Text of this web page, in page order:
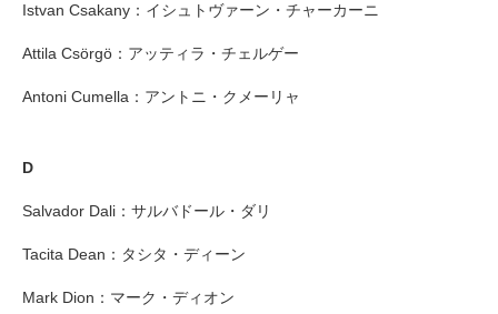
Istvan Csakany：イシュトヴァーン・チャーカーニ
Attila Csörgö：アッティラ・チェルゲー
Antoni Cumella：アントニ・クメーリャ
D
Salvador Dali：サルバドール・ダリ
Tacita Dean：タシタ・ディーン
Mark Dion：マーク・ディオン